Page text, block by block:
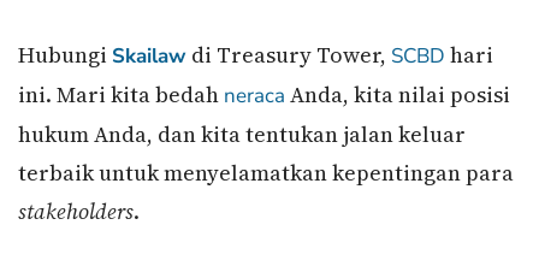
Hubungi Skailaw di Treasury Tower, SCBD hari
ini. Mari kita bedah neraca Anda, kita nilai posisi
hukum Anda, dan kita tentukan jalan keluar
terbaik untuk menyelamatkan kepentingan para
stakeholders.